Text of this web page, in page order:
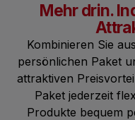
Mehr drin.
Kombinieren Sie
persönlichen Paket
attraktiven
Paket jederzeit
Produkte bequem